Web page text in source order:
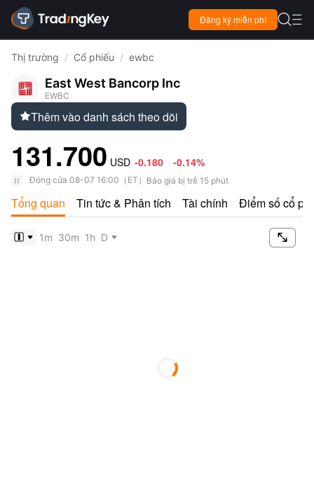
Đăng ký miễn phí  
Thị trường / Cổ phiếu / ewbc
East West Bancorp Inc
EWBC
Thêm vào danh sách theo dõi
131.700 USD -0.180 -0.14%
Đóng cửa 08-07 16:00 （ ET ） Báo giá bị trễ 15 phút
Tổng quan Tin tức & Phân tích Tài chính Điểm số cổ

1m 30m 1h D